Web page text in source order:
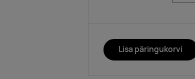
Lisa päringukorvi